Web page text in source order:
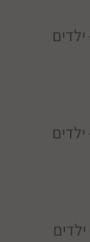
ילדים הרוגים לשנת 2023 - ילדים
ילדים הרוגים לשנת 2022 - ילדים
ילדים הרוגים לשנת 2021 - ילדים